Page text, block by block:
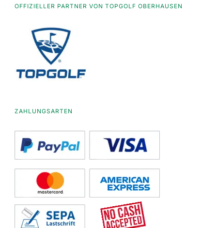
OFFIZIELLER PARTNER VON TOPGOLF OBERHAUSEN
ZAHLUNGSARTEN